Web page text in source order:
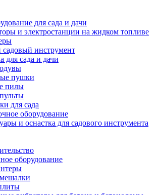
для сада и дачи
и электростанции на жидком топливе
садовый инструмент
для сада и дачи
пушки
пилы
для сада
оборудование
и оснастка для садового инструмента
оборудование